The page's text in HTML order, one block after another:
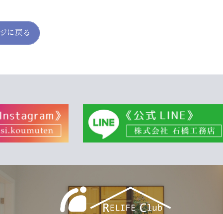
に戻る